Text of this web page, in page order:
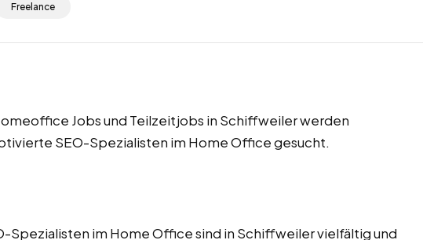
Freelance
Jobs und Teilzeitjobs in Schiffweiler werden
SEO-Spezialisten im Home Office gesucht.
Spezialisten im Home Office sind in Schiffweiler vielfältig und